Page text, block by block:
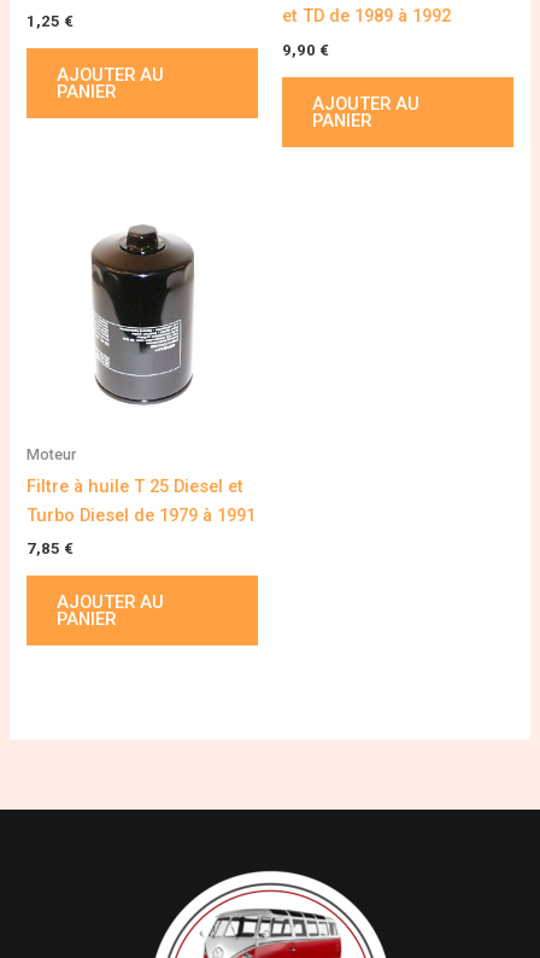
1,25 €
AJOUTER AU
PANIER
et TD de 1989 à 1992
9,90 €
AJOUTER AU
PANIER
Moteur
Filtre à huile T 25 Diesel et
Turbo Diesel de 1979 à 1991
7,85 €
AJOUTER AU
PANIER